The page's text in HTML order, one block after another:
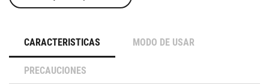
CARACTERISTICAS MODO DE USAR
PRECAUCIONES